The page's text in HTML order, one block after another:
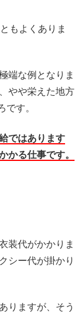
もよくありま
端な例となりま
やや栄えた地方
です。
ではあります
かる仕事です。
装代がかかりま
シー代が掛かり
りますが、そう